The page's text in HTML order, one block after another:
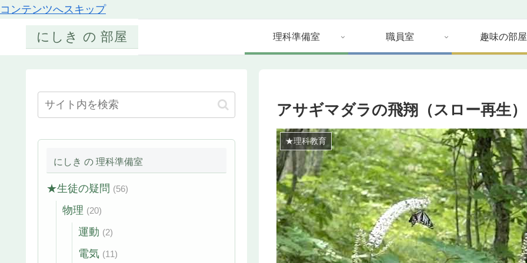
コンテンツへスキップ
にしき の 部屋 理科準備室 職員室 趣味の部屋
アサギマダラの飛翔（スロー再生）
★理科教育
にしき の 理科準備室
★生徒の疑問 (56)
物理 (20)
運動 (2)
電気 (11)